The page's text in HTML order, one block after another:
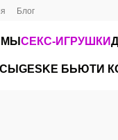
Блог
СЕКС-ИГРУШКИ
GESKE БЬЮТИ